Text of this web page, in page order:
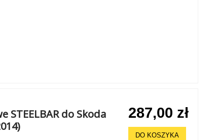
STEELBAR do Skoda
287,00 zł
DO KOSZYKA